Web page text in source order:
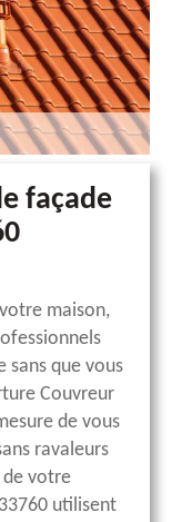
façade
maison,
que vous
Couvreur
de vous
ravaleurs
de votre
utilisent